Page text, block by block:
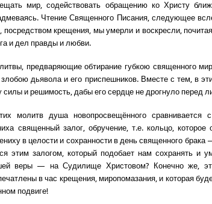
мир, содействовать обращению ко Христу
Чтение Священного Писания, следующее
посредством крещения, мы умерли и воскресли,
и дел правды и любви.
предваряющие обтирание губкою священного
злобою дьявола и его приспешников. Вместе с тем, в
и решимость, дабы его сердце не дрогнуло перед
молитв душа новопросвещённого сравнивается
священный залог, обручение, т.е. кольцо, которое
в целости и сохранности в день священного
этим залогом, который подобает нам сохранять и
веры — на Судилище Христовом? Конечно же,
в час крещения, миропомазания, и которая
подвиге!